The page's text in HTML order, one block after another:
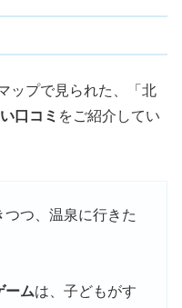
ップで見られた、「北
口コミ をご紹介してい
つ、温泉に行きた
ームは、子どもがす